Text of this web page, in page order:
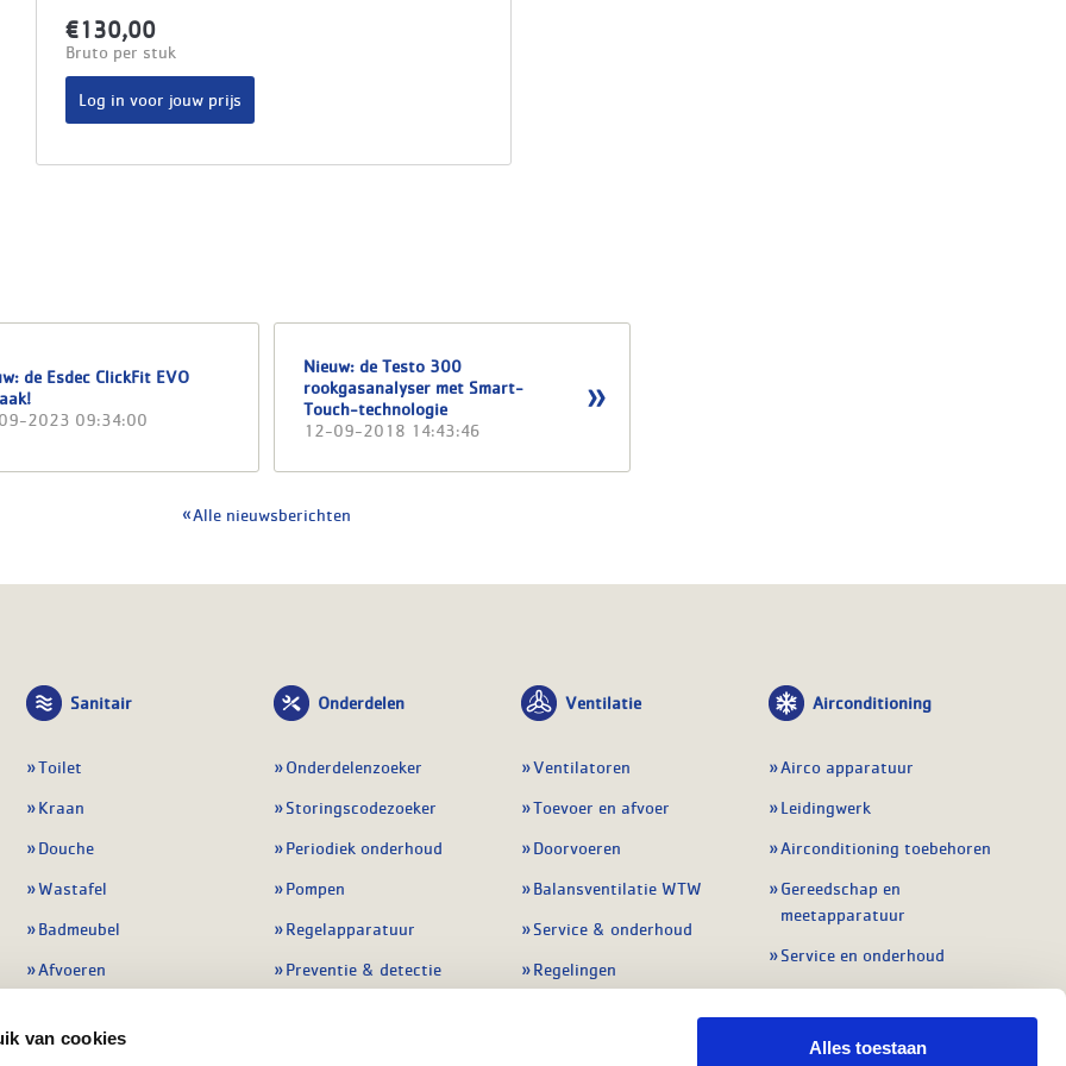
van cookies
Alles toestaan
€130,00
Bruto per stuk
Log in voor jouw prijs
de Esdec ClickFit EVO
2023 09:34:00
Nieuw: de Testo 300
rookgasanalyser met Smart-
Touch-technologie
12-09-2018 14:43:46
Alle nieuwsberichten
Sanitair
Toilet
Kraan
Douche
Wastafel
Badmeubel
Afvoeren
Onderdelen
Onderdelenzoeker
Storingscodezoeker
Periodiek onderhoud
Pompen
Regelapparatuur
Preventie & detectie
Ventilatie
Ventilatoren
Toevoer en afvoer
Doorvoeren
Balansventilatie WTW
Service & onderhoud
Regelingen
Airconditioning
Airco apparatuur
Leidingwerk
Airconditioning toebehoren
Gereedschap en
meetapparatuur
Service en onderhoud
Regelapparatuur